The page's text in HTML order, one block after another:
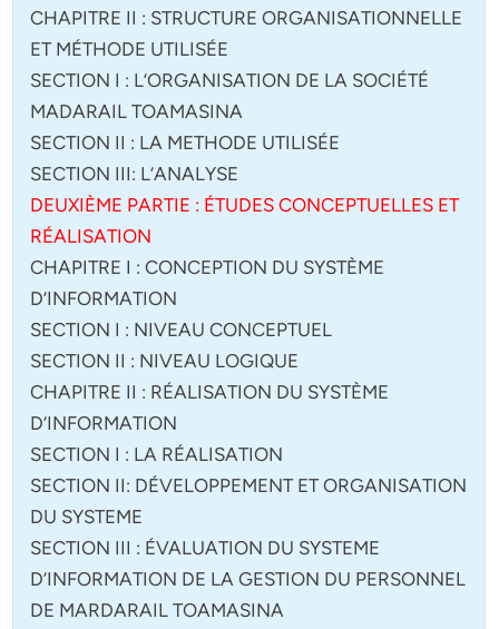
CHAPITRE II : STRUCTURE ORGANISATIONNELLE
ET MÉTHODE UTILISÉE
SECTION I : L’ORGANISATION DE LA SOCIÉTÉ
MADARAIL TOAMASINA
SECTION II : LA METHODE UTILISÉE
SECTION III: L’ANALYSE
DEUXIÈME PARTIE : ÉTUDES CONCEPTUELLES ET
RÉALISATION
CHAPITRE I : CONCEPTION DU SYSTÈME
D’INFORMATION
SECTION I : NIVEAU CONCEPTUEL
SECTION II : NIVEAU LOGIQUE
CHAPITRE II : RÉALISATION DU SYSTÈME
D’INFORMATION
SECTION I : LA RÉALISATION
SECTION II: DÉVELOPPEMENT ET ORGANISATION
DU SYSTEME
SECTION III : ÉVALUATION DU SYSTEME
D’INFORMATION DE LA GESTION DU PERSONNEL
DE MARDARAIL TOAMASINA